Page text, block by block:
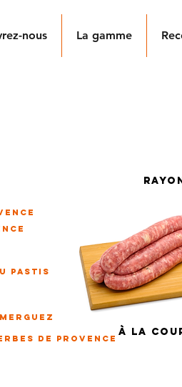
nous La gamme
À la
PASTIS
de provence